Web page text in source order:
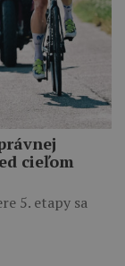
cieľom
5. etapy sa